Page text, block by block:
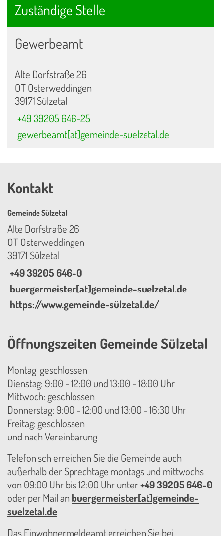
Zuständige Stelle
Gewerbeamt
Alte Dorfstraße 26
OT Osterweddingen
39171 Sülzetal
+49 39205 646-25
gewerbeamt[at]gemeinde-suelzetal.de
Kontakt
Gemeinde Sülzetal
Alte Dorfstraße 26
OT Osterweddingen
39171 Sülzetal
+49 39205 646-0
buergermeister[at]gemeinde-suelzetal.de
https://www.gemeinde-sülzetal.de/
Öffnungszeiten Gemeinde Sülzetal
Montag: geschlossen
Dienstag: 9:00 - 12:00 und 13:00 - 18:00 Uhr
Mittwoch: geschlossen
Donnerstag: 9:00 - 12:00 und 13:00 - 16:30 Uhr
Freitag: geschlossen
und nach Vereinbarung
Telefonisch erreichen Sie die Gemeinde auch
außerhalb der Sprechtage montags und mittwochs
von 09:00 Uhr bis 12:00 Uhr unter+49 39205 646-0
oder per Mail an buergermeister[at]gemeinde-
suelzetal.de
Das Einwohnermeldeamt erreichen Sie bei